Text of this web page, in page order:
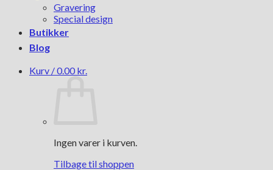
Gravering
Special design
Butikker
Blog
Kurv /0.00 kr.
Ingen varer i kurven.
Tilbage til shoppen